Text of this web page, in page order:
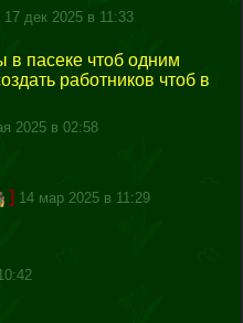
17 дек 2025 в 11:33
в пасеке чтоб одним
работников чтоб в
2025 в 02:58
] 14 мар 2025 в 11:29